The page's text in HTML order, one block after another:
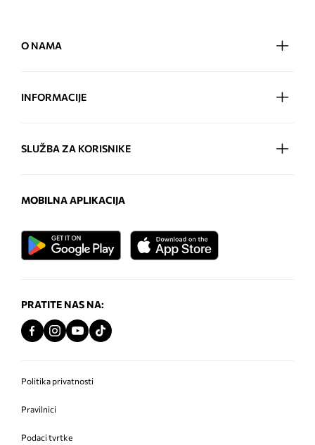
O NAMA
INFORMACIJE
SLUŽBA ZA KORISNIKE
MOBILNA APLIKACIJA
PRATITE NAS NA:
Politika privatnosti
Pravilnici
Podaci tvrtke